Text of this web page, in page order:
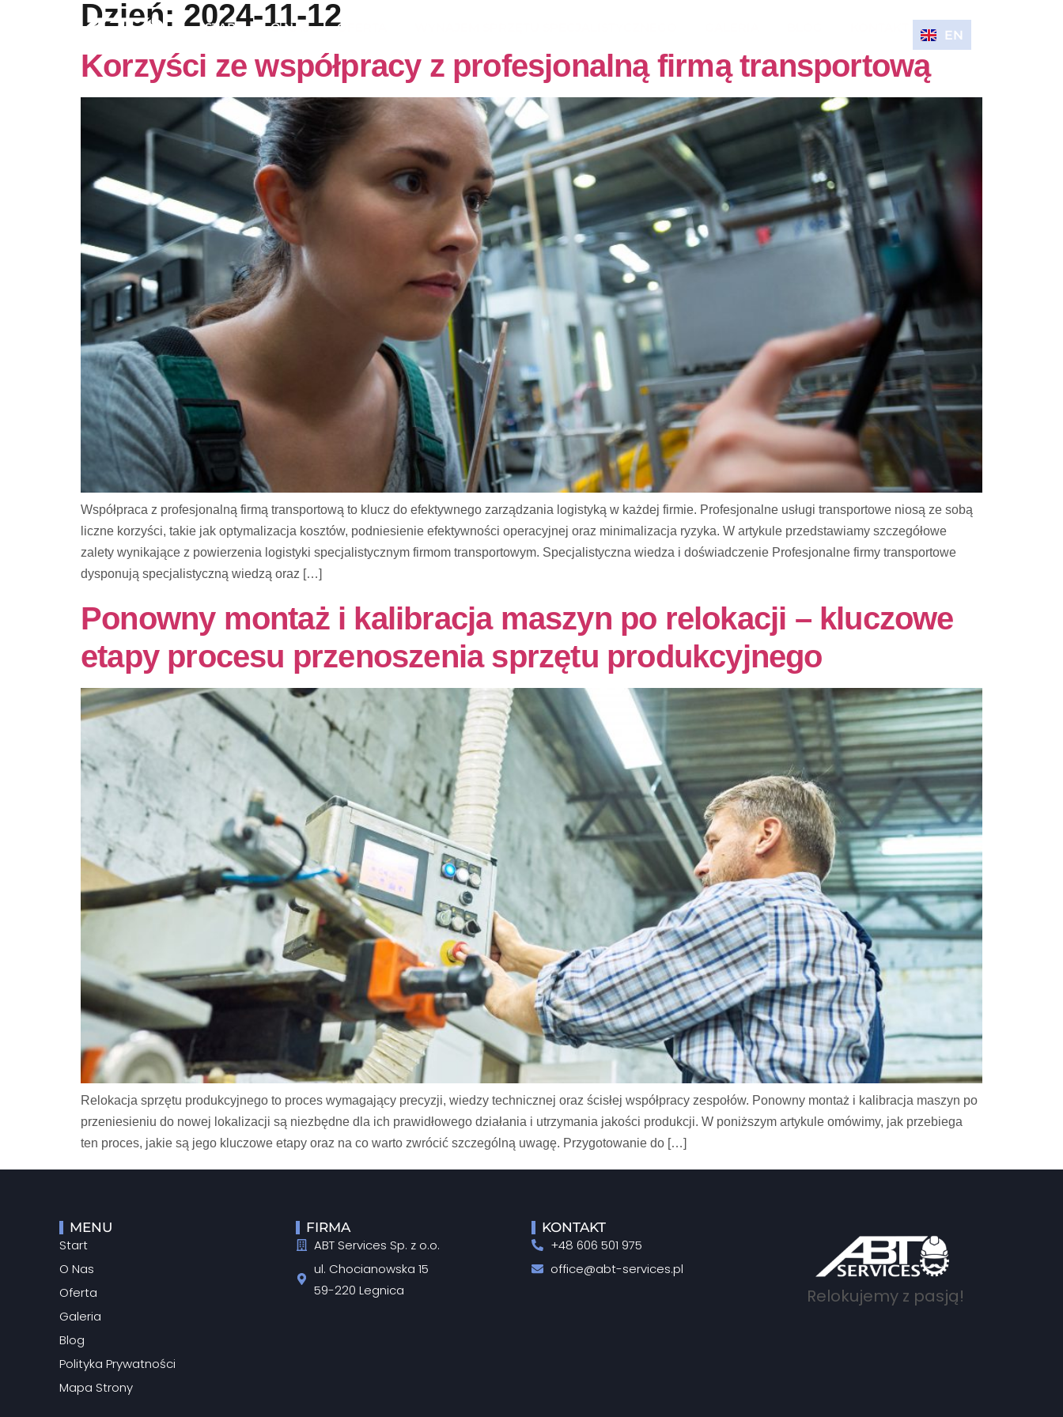
START O NAS OFERTA
EN
Dzień: 2024-11-12
Korzyści ze współpracy z profesjonalną firmą transportową
Współpraca z profesjonalną firmą transportową to klucz do efektywnego zarządzania logistyką w każdej firmie. Profesjonalne usługi transportowe niosą ze sobą
liczne korzyści, takie jak optymalizacja kosztów, podniesienie efektywności operacyjnej oraz minimalizacja ryzyka. W artykule przedstawiamy szczegółowe
zalety wynikające z powierzenia logistyki specjalistycznym firmom transportowym. Specjalistyczna wiedza i doświadczenie Profesjonalne firmy transportowe
dysponują specjalistyczną wiedzą oraz […]
Ponowny montaż i kalibracja maszyn po relokacji – kluczowe
etapy procesu przenoszenia sprzętu produkcyjnego
Relokacja sprzętu produkcyjnego to proces wymagający precyzji, wiedzy technicznej oraz ścisłej współpracy zespołów. Ponowny montaż i kalibracja maszyn po
przeniesieniu do nowej lokalizacji są niezbędne dla ich prawidłowego działania i utrzymania jakości produkcji. W poniższym artykule omówimy, jak przebiega
ten proces, jakie są jego kluczowe etapy oraz na co warto zwrócić szczególną uwagę. Przygotowanie do […]
MENU
Start
O Nas
Oferta
Galeria
Blog
Polityka Prywatności
Mapa Strony
FIRMA
ABT Services Sp. z o.o.
ul. Chocianowska 15
59-220 Legnica
KONTAKT
+48 606 501 975
office@abt-services.pl
Relokujemy z pasją!